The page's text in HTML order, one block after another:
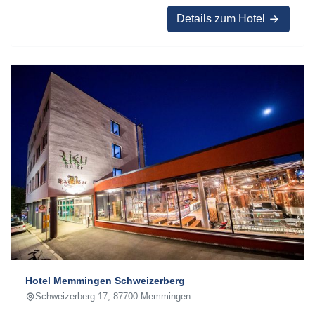
Details zum Hotel
Hotel Memmingen Schweizerberg
Schweizerberg 17, 87700 Memmingen